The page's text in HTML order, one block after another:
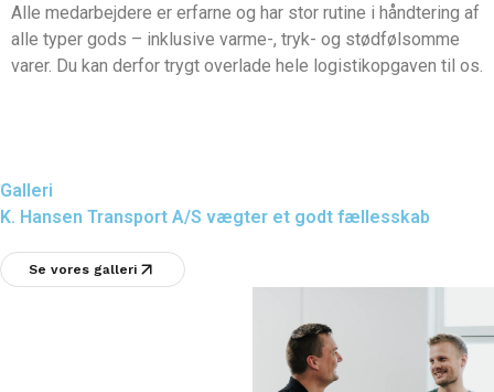
Alle medarbejdere er erfarne og har stor rutine i håndtering af
alle typer gods – inklusive varme-, tryk- og stødfølsomme
varer. Du kan derfor trygt overlade hele logistikopgaven til os.
Galleri
K. Hansen Transport A/S vægter et godt fællesskab
Se vores galleri